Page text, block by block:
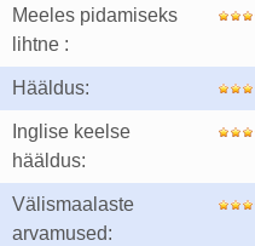
Meeles pidamiseks
lihtne :
Hääldus:
Inglise keelse
hääldus:
Välismaalaste
arvamused: